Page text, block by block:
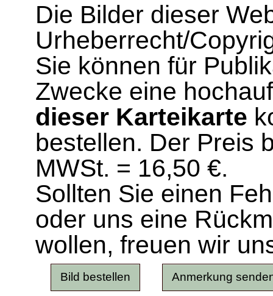
Die Bilder dieser
Urheberrecht/
Sie können für
Zwecke eine
dieser Karteikarte
bestellen. Der Preis
MWSt. = 16,50 €.
Sollten Sie einen
oder uns eine
wollen, freuen wir